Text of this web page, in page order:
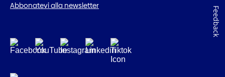
Abbonatevi alla newsletter
Feedback